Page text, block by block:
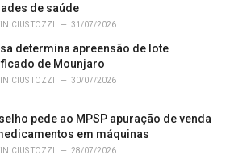
de saúde
TOZZI 31/07/2026
determina apreensão de lote
de Mounjaro
TOZZI 30/07/2026
pede ao MPSP apuração de venda
em máquinas
TOZZI 28/07/2026